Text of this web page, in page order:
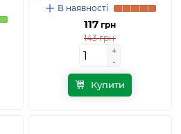
В наявності
117 грн
143 грн
+
-
+
-
Купити